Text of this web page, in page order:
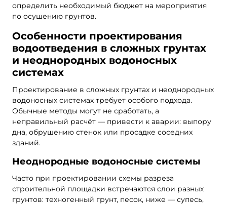
определить необходимый бюджет на мероприятия
по осушению грунтов.
Особенности проектирования
водоотведения в сложных грунтах
и неоднородных водоносных
системах
Проектирование в сложных грунтах и неоднородных
водоносных системах требует особого подхода.
Обычные методы могут не сработать, а
неправильный расчёт — привести к аварии: выпору
дна, обрушению стенок или просадке соседних
зданий.
Неоднородные водоносные системы
Часто при проектировании схемы разреза
строительной площадки встречаются слои разных
грунтов: техногенный грунт, песок, ниже — супесь,